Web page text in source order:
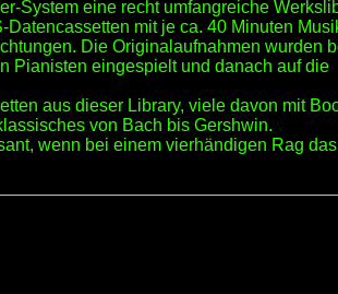
System eine recht umfangreiche
mit je ca. 40 Minuten
Die Originalaufnahmen wurden
Pianisten eingespielt und danach auf die
aus dieser Library, viele davon mit
von Bach bis Gershwin.
wenn bei einem vierhändigen Rag das